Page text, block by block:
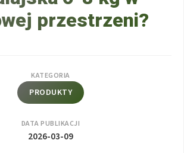
przestrzeni?
KATEGORIA
PRODUKTY
DATA PUBLIKACJI
2026-03-09